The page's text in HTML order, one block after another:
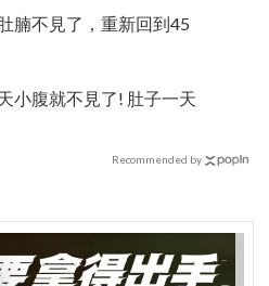
腩不見了，重新回到45
小腹就不見了! 肚子一天
Recommended by